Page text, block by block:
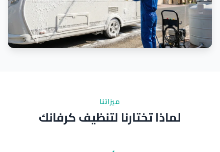
ميزاتنا
لماذا تختارنا لتنظيف كرفانك